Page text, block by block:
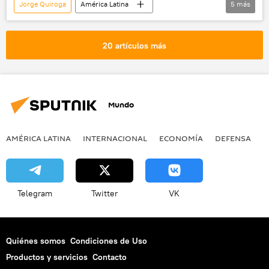
Jorge Quiroga
América Latina
Internacional
Bolivia
Evo Morales
5 más
20 artículos más
Mundo
AMÉRICA LATINA INTERNACIONAL ECONOMÍA DEFENSA
Telegram Twitter VK
Quiénes somos Condiciones de Uso
Productos y servicios Contacto